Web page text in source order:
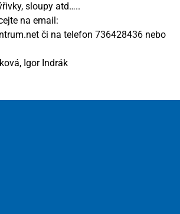
sloupy atd…..
na email:
či na telefon 736428436 nebo
Igor Indrák